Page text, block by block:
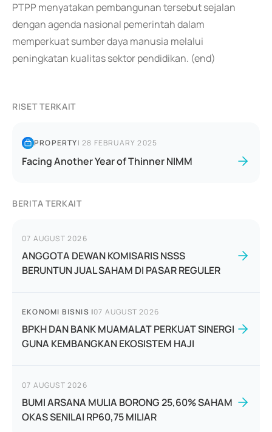
PTPP menyatakan pembangunan tersebut sejalan
dengan agenda nasional pemerintah dalam
memperkuat sumber daya manusia melalui
peningkatan kualitas sektor pendidikan. (end)
RISET TERKAIT
PROPERTY|28 FEBRUARY 2025
Facing Another Year of Thinner NIMM
BERITA TERKAIT
07 AUGUST 2026
ANGGOTA DEWAN KOMISARIS NSSS
BERUNTUN JUAL SAHAM DI PASAR REGULER
EKONOMI BISNIS |07 AUGUST 2026
BPKH DAN BANK MUAMALAT PERKUAT SINERGI
GUNA KEMBANGKAN EKOSISTEM HAJI
07 AUGUST 2026
BUMI ARSANA MULIA BORONG 25,60% SAHAM
OKAS SENILAI RP60,75 MILIAR